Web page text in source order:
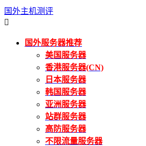
国外主机测评

国外服务器推荐
美国服务器
香港服务器(CN)
日本服务器
韩国服务器
亚洲服务器
站群服务器
高防服务器
不限流量服务器